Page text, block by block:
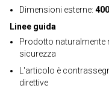
Dimensioni esterne:
Linee guida
Prodotto naturalmente
sicurezza
L'articolo è
direttive